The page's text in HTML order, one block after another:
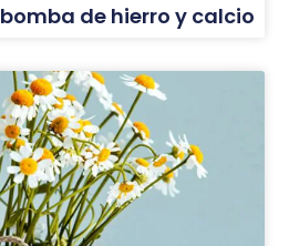
de hierro y calcio